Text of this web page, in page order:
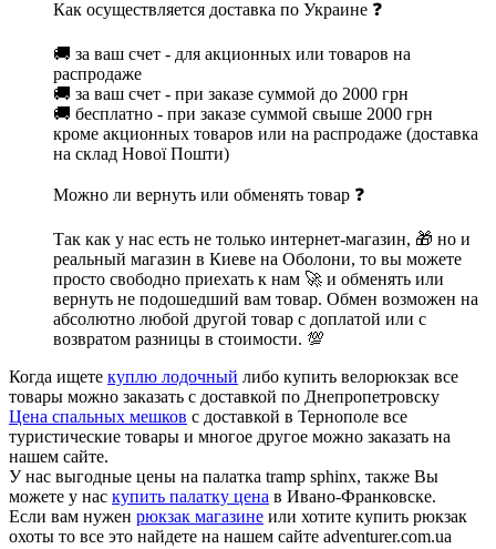
Как осуществляется доставка по Украине ❓
🚚 за ваш счет - для акционных или товаров на
распродаже
🚚 за ваш счет - при заказе суммой до 2000 грн
🚚 бесплатно - при заказе суммой свыше 2000 грн
кроме акционных товаров или на распродаже (доставка
на склад Нової Пошти)
Можно ли вернуть или обменять товар ❓
Так как у нас есть не только интернет-магазин, 🎁 но и
реальный магазин в Киеве на Оболони, то вы можете
просто свободно приехать к нам 🚀 и обменять или
вернуть не подошедший вам товар. Обмен возможен на
абсолютно любой другой товар с доплатой или с
возвратом разницы в стоимости. 💯
Когда ищете куплю лодочный либо купить велорюкзак все
товары можно заказать с доставкой по Днепропетровску
Цена спальных мешков с доставкой в Тернополе все
туристические товары и многое другое можно заказать на
нашем сайте.
У нас выгодные цены на палатка tramp sphinx, также Вы
можете у нас купить палатку цена в Ивано-Франковске.
Если вам нужен рюкзак магазине или хотите купить рюкзак
охоты то все это найдете на нашем сайте adventurer.com.ua